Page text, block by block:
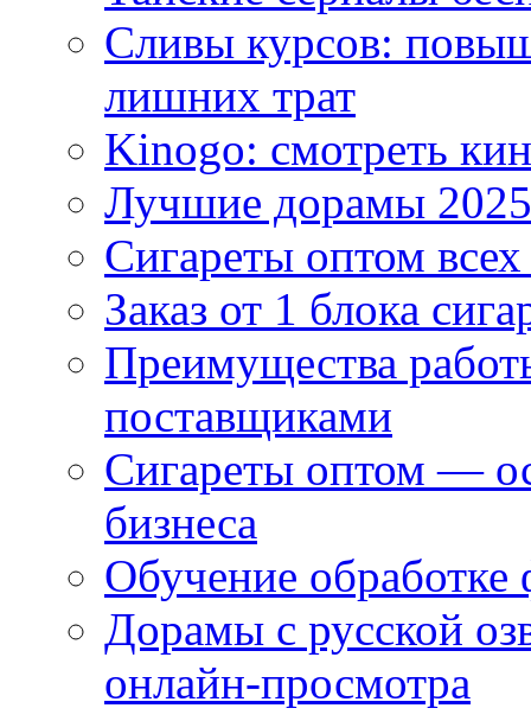
Сливы курсов:
лишних трат
Kinogo: смотреть
Лучшие дорамы
Сигареты оптом
Заказ от 1 блока
Преимущества
поставщиками
Сигареты оптом —
бизнеса
Обучение
Дорамы с русской
онлайн-просмотра